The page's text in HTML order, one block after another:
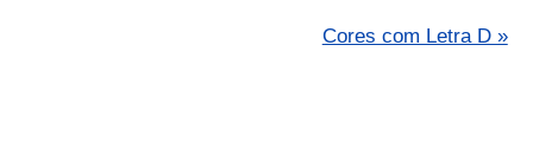
Cores com Letra D »